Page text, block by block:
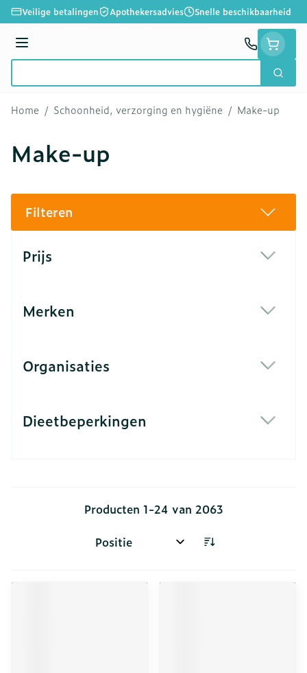
Ga naar de inhoud
Veilige betalingen Apothekersadvies Snelle beschikbaarheid
Menu
Zoek
Home / Schoonheid, verzorging en hygiëne / Make-up
Make-up
Filteren
Prijs
Merken
Organisaties
Dieetbeperkingen
Producten 1-24 van 2063
Sorteer op: